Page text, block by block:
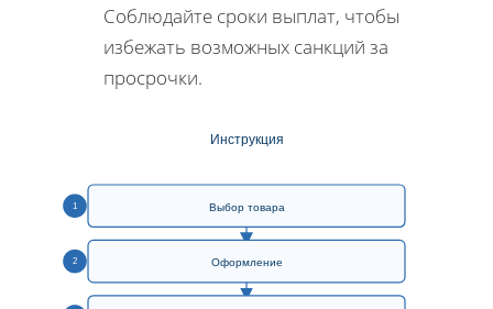
Соблюдайте сроки выплат, чтобы
избежать возможных санкций за
просрочки.
Инструкция
Выбор товара
1
Оформление
2